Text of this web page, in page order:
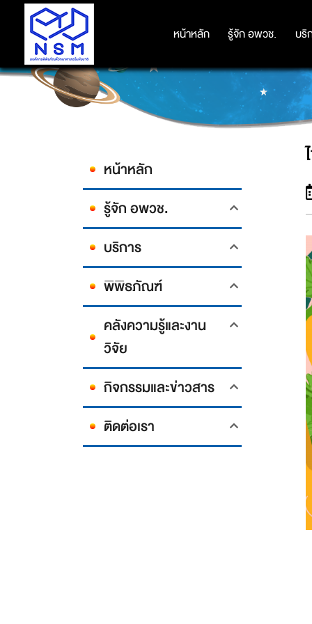
หน้าหลัก รู้จัก อพวช. บริ
หน้าหลัก รู้จัก อพวช. บริ
หน้าหลัก
รู้จัก อพวช.
บริการ
พิพิธภัณฑ์
คลังความรู้และงาน
วิจัย
กิจกรรมและข่าวสาร
ติดต่อเรา